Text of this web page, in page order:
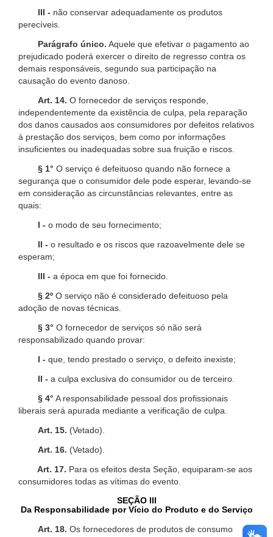
III - não conservar adequadamente os produtos
perecíveis.
Parágrafo único. Aquele que efetivar o pagamento ao
prejudicado poderá exercer o direito de regresso contra os
demais responsáveis, segundo sua participação na
causação do evento danoso.
Art. 14. O fornecedor de serviços responde,
independentemente da existência de culpa, pela reparação
dos danos causados aos consumidores por defeitos relativos
à prestação dos serviços, bem como por informações
insuficientes ou inadequadas sobre sua fruição e riscos.
§ 1° O serviço é defeituoso quando não fornece a
segurança que o consumidor dele pode esperar, levando-se
em consideração as circunstâncias relevantes, entre as
quais:
I - o modo de seu fornecimento;
II - o resultado e os riscos que razoavelmente dele se
esperam;
III - a época em que foi fornecido.
§ 2º O serviço não é considerado defeituoso pela
adoção de novas técnicas.
§ 3° O fornecedor de serviços só não será
responsabilizado quando provar:
I - que, tendo prestado o serviço, o defeito inexiste;
II - a culpa exclusiva do consumidor ou de terceiro.
§ 4° A responsabilidade pessoal dos profissionais
liberais será apurada mediante a verificação de culpa.
Art. 15. (Vetado).
Art. 16. (Vetado).
Art. 17. Para os efeitos desta Seção, equiparam-se aos
consumidores todas as vítimas do evento.
SEÇÃO III
Da Responsabilidade por Vício do Produto e do Serviço
Art. 18. Os fornecedores de produtos de consumo